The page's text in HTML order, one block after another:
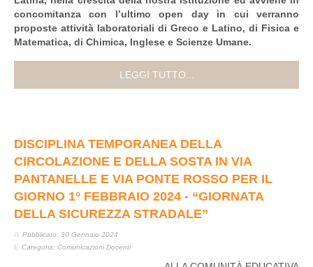
concomitanza con l’ultimo open day
in cui verranno
proposte attività laboratoriali di Greco e Latino, di Fisica e
Matematica, di Chimica, Inglese e Scienze Umane.
LEGGI TUTTO...
DISCIPLINA TEMPORANEA DELLA
CIRCOLAZIONE E DELLA SOSTA IN VIA
PANTANELLE E VIA PONTE ROSSO PER IL
GIORNO 1° FEBBRAIO 2024 - “GIORNATA
DELLA SICUREZZA STRADALE”
Pubblicato: 30 Gennaio 2024
Categoria: Comunicazioni Docenti